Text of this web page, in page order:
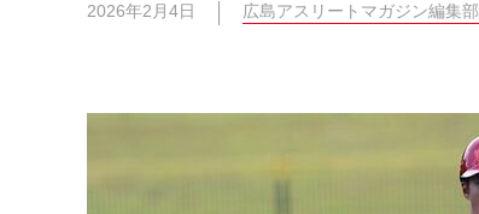
2026年2月4日 広島アスリートマガジン編集部